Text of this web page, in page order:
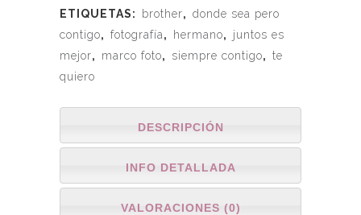
ETIQUETAS:
brother, donde sea pero
contigo, fotografía, hermano,
juntos es
mejor, marco foto, siempre contigo, te
quiero
DESCRIPCIÓN
INFO DETALLADA
VALORACIONES (0)